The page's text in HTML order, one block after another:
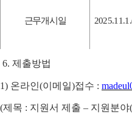
근무개시일
6. 제출방법
1) 온라인(이메일)접수 :
(제목 : 지원서 제출 – 지원분야(